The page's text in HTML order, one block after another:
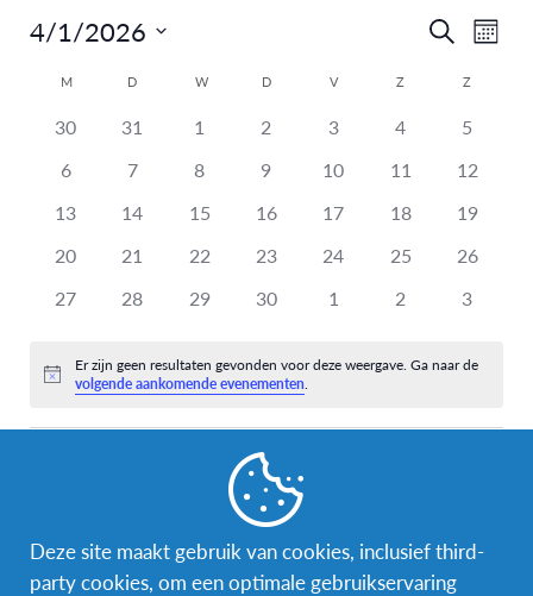
Zoeken
ZoekenMaand
4/1/2026
datum.
Kalender
van
Evenementen
M D W D V Z Z
heeft
evenementen,
30
heeft
evenementen,
31
heeft
evenementen,
1
heeft
evenementen,
2
heeft
evenementen,
3
heeft
evenementen,
4
heeft
5
heeft
evenementen,
6
heeft
evenementen,
7
heeft
evenementen,
8
heeft
evenementen,
9
heeft
evenementen,
10
heeft
evenementen,
11
heeft
12
heeft
evenementen,
13
heeft
evenementen,
14
heeft
evenementen,
15
heeft
evenementen,
16
heeft
evenementen,
17
heeft
evenementen,
18
heeft
19
heeft
evenementen,
20
heeft
evenementen,
21
heeft
evenementen,
22
heeft
evenementen,
23
heeft
evenementen,
24
heeft
evenementen,
25
heeft
26
heeft
evenementen,
27
heeft
evenementen,
28
heeft
evenementen,
29
heeft
evenementen,
30
heeft
1
heeft
evenementen,
2
heeft
3
Bericht
Er zijn geen resultaten gevonden voor deze weergave. Ga naar de
volgende aankomende evenementen.
Deze maand
Deze site maakt gebruik van cookies, inclusief third-
party cookies, om een optimale gebruikservaring